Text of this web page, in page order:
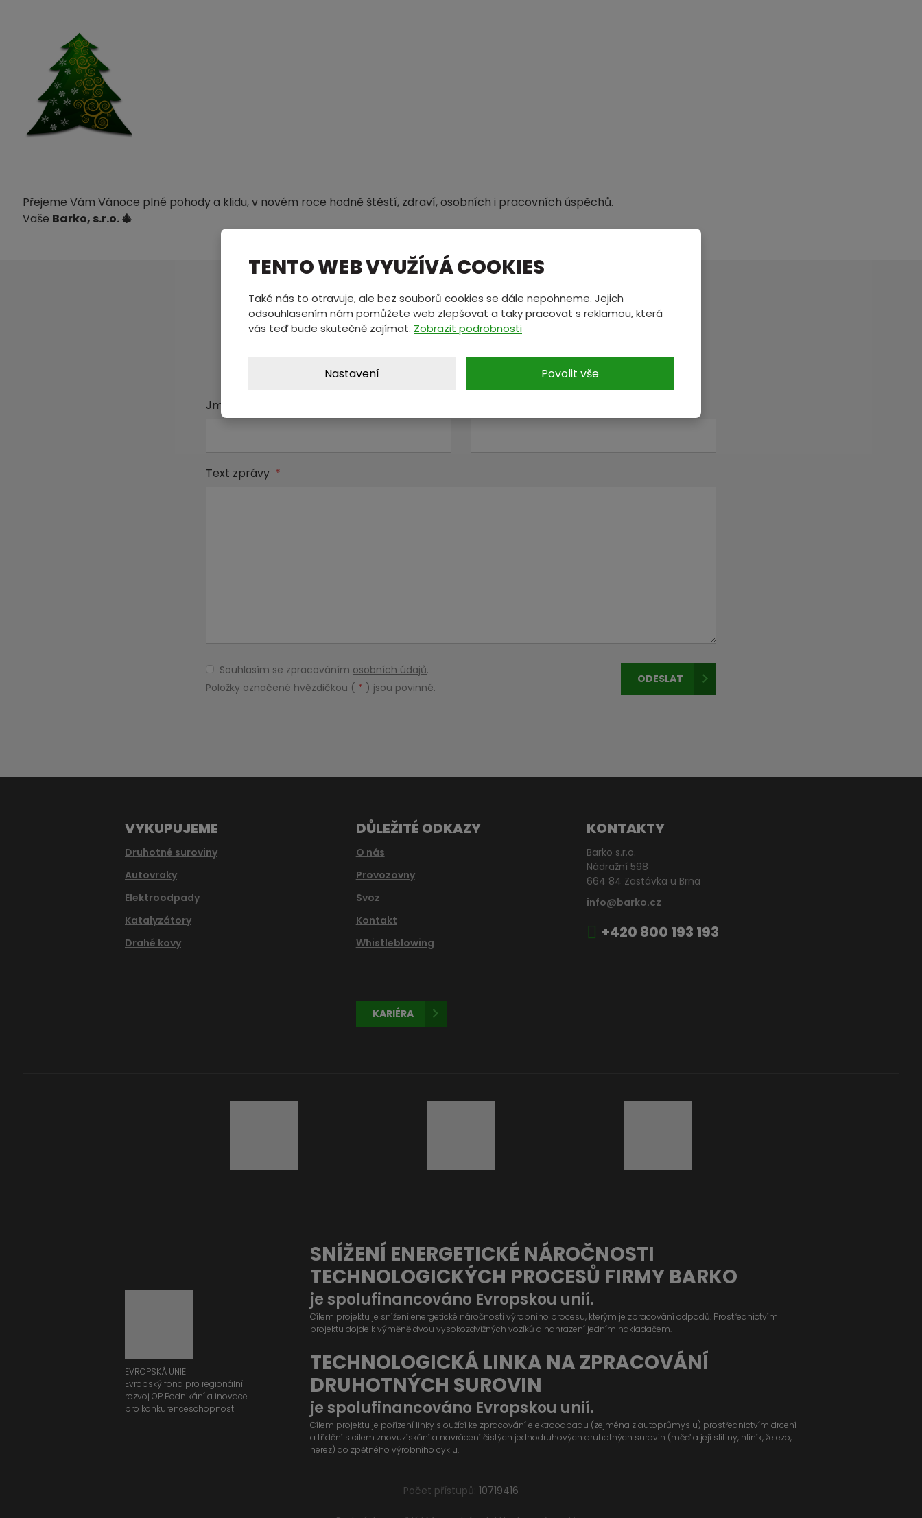
Přejeme Vám Vánoce plné pohody a klidu, v novém roce hodně štěstí, zdraví, osobních i pracovních úspěchů.
Vaše Barko, s.r.o. 🎄
MÁTE NĚCO NA SRDCI?
Jméno a příjmení
Text zprávy *
Souhlasím
se
zpracováním
Souhlasím se zpracováním osobních údajů.
Položky označené hvězdičkou ( * ) jsou povinné.
ODESLAT
VYKUPUJEME
Druhotné suroviny
Autovraky
Elektroodpady
Katalyzátory
Drahé kovy
DŮLEŽITÉ ODKAZY
O nás
Provozovny
Svoz
Kontakt
Whistleblowing
KARIÉRA
KONTAKTY
Barko s.r.o.
Nádražní 598
664 84 Zastávka u Brna
info@barko.cz
+420 800 193 193
EVROPSKÁ UNIE
Evropský fond pro regionální
rozvoj OP Podnikání a inovace
pro konkurenceschopnost
SNÍŽENÍ ENERGETICKÉ NÁROČNOSTI
TECHNOLOGICKÝCH PROCESŮ FIRMY BARKO
je spolufinancováno Evropskou unií.
Cílem projektu je snížení energetické náročnosti výrobního procesu, kterým je zpracování odpadů. Prostřednictvím
projektu dojde k výměně dvou vysokozdvižných vozíků a nahrazení jedním nakladačem.
TECHNOLOGICKÁ LINKA NA ZPRACOVÁNÍ
DRUHOTNÝCH SUROVIN
je spolufinancováno Evropskou unií.
Cílem projektu je pořízení linky sloužící ke zpracování elektroodpadu (zejména z autoprůmyslu) prostřednictvím drcení
a třídění s cílem znovuzískání a navrácení čistých jednodruhových druhotných surovin (měď a její slitiny, hliník, železo,
nerez) do zpětného výrobního cyklu.
Počet přístupů: 10719416
TENTO WEB VYUŽÍVÁ COOKIES
Také nás to otravuje, ale bez souborů cookies se dále nepohneme. Jejich
odsouhlasením nám pomůžete web zlepšovat a taky pracovat s reklamou, která
vás teď bude skutečně zajímat. Zobrazit podrobnosti
Nastavení Povolit vše